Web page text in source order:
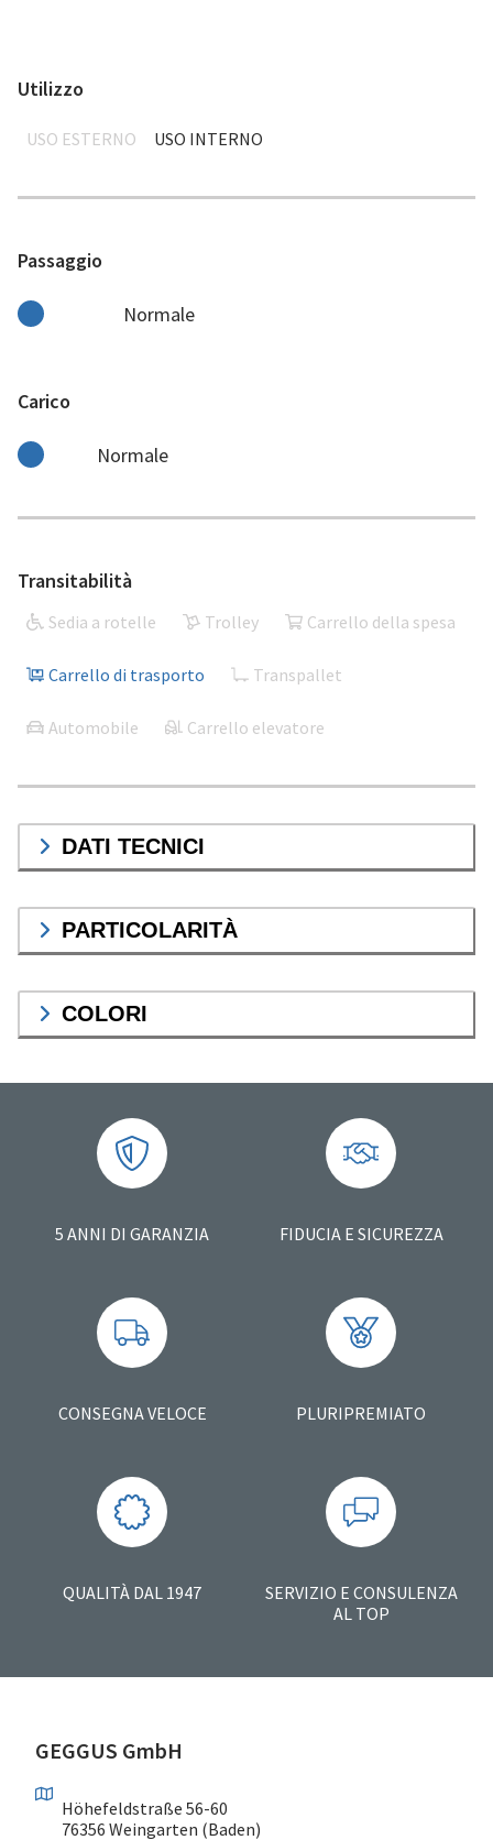
Utilizzo
USO ESTERNO USO INTERNO
Passaggio
Normale
Carico
Normale
Transitabilità
Sedia a rotelle Trolley Carrello della spesa
Carrello di trasporto Transpallet
Automobile Carrello elevatore
DATI TECNICI
PARTICOLARITÀ
COLORI
5 ANNI DI GARANZIA FIDUCIA E SICUREZZA
CONSEGNA VELOCE PLURIPREMIATO
QUALITÀ DAL 1947
SERVIZIO E CONSULENZA
AL TOP
GEGGUS GmbH
Höhefeldstraße 56-60
76356 Weingarten (Baden)